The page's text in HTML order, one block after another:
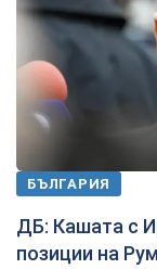
БЪЛГАРИЯ
ДБ: Кашата с
позиции на